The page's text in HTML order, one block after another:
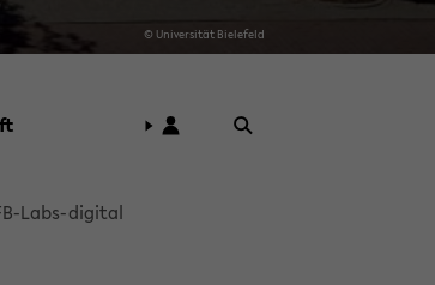
​Labs-digital
© Uni­ver­si­tät Bie­le­feld